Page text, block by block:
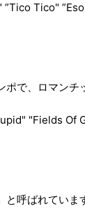
Tico"
ポで、ロマンチ
"Fields Of
と呼ばれてい